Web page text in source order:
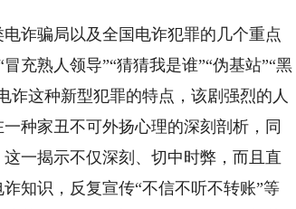
诈骗局以及全国电诈犯罪的几个重点
充熟人领导”“猜猜我是谁”“伪基站”“黑
诈这种新型犯罪的特点，该剧强烈的人
种家丑不可外扬心理的深刻剖析，同
一揭示不仅深刻、切中时弊，而且直
知识，反复宣传“不信不听不转账”等